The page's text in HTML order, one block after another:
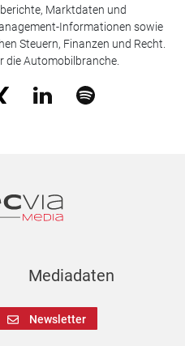
Marktdaten und
Informationen sowie
Steuern, Finanzen und Recht.
die Automobilbranche.
Mediadaten
Newsletter